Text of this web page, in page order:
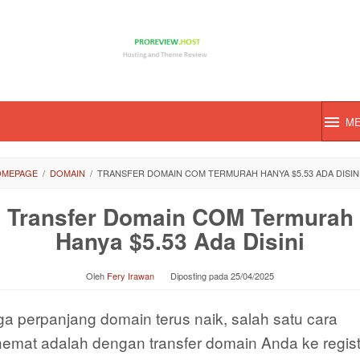
/ DOMAIN / TRANSFER DOMAIN COM TERMURAH HANYA $5.53 ADA DISINI
Transfer Domain COM Termurah
Hanya $5.53 Ada Disini
Oleh Fery Irawan Diposting pada25/04/2025
perpanjang domain terus naik, salah satu cara
adalah dengan transfer domain Anda ke